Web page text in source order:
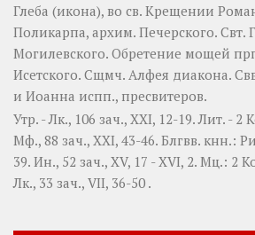
Глеба (икона), во св. Крещении
Поликарпа, архим. Печерского. Свт.
Могилевского. Обретение мощей
Исетского. Сщмч. Алфея диакона.
и Иоанна испп., пресвитеров.
Утр. -Лк., 106 зач., XXI, 12-19.Лит. - 2
Мф., 88 зач., XXI, 43-46. Блгвв. кнн.:
39. Ин., 52 зач., XV, 17 - XVI, 2. Мц.: 2
Лк., 33 зач., VII, 36-50 .